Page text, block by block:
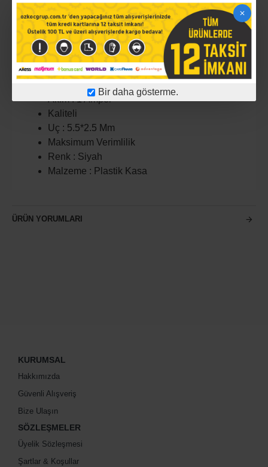
Bir daha gösterme.
12 Volt 1.5 Amper Priz Tip Adaptör HW-
120100E6W Özellikleri Tanım : Güç Kaynağı
Adaptör
Giriş : 100-240 Volt 50/60Hz Maksimum : 0.8
Amper
Akım : 1 Amper
Kaliteli
Uç : 5.5*2.5 Mm
Maksimum Verimlilik
Renk : Siyah
Malzeme : Plastik Kasa
ÜRÜN YORUMLARI
KURUMSAL
Hakkımızda
Güvenli Alışveriş
Bize Ulaşın
SÖZLEŞMELER
Üyelik Sözleşmesi
Şartlar & Koşullar